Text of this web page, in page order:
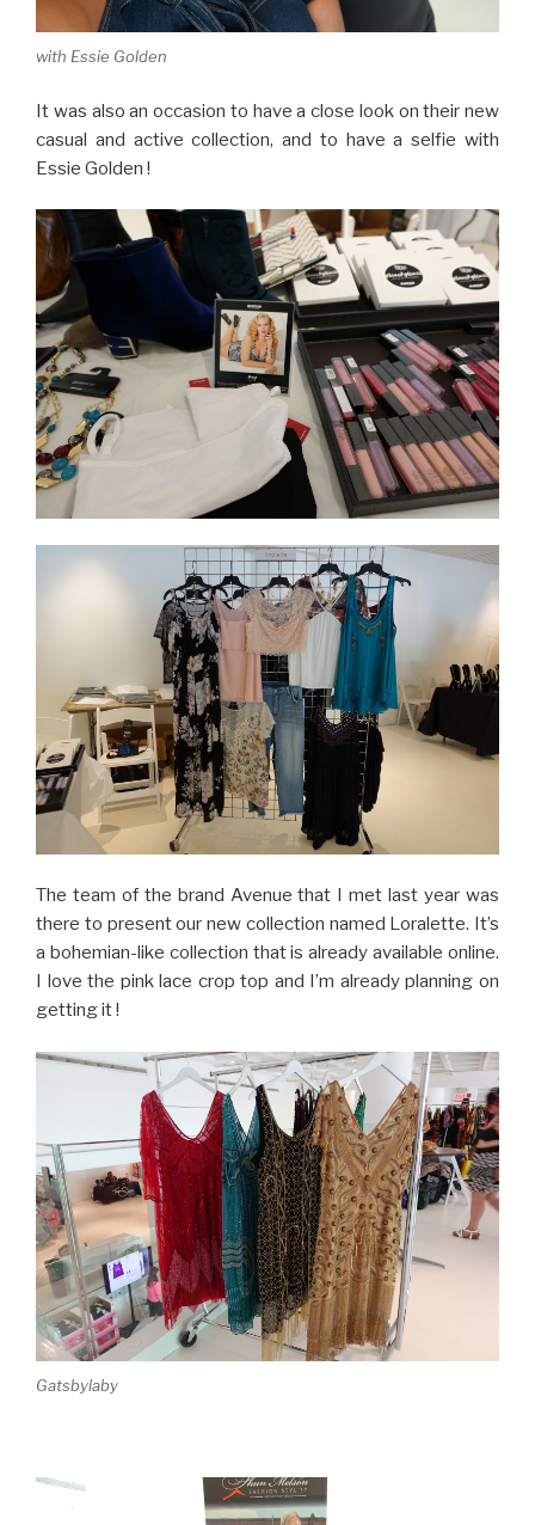
with Essie Golden
It was also an occasion to have a close look on their new
casual and active collection, and to have a selfie with
Essie Golden !
The team of the brand Avenue that I met last year was
there to present our new collection named Loralette. It’s
a bohemian-like collection that is already available online.
I love the pink lace crop top and I’m already planning on
getting it !
Gatsbylaby